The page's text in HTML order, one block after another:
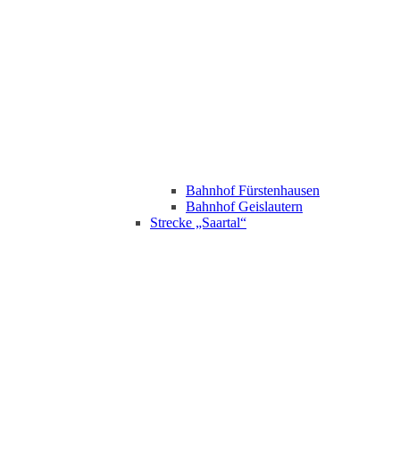
Bahnhof Fürstenhausen
Bahnhof Geislautern
Strecke „Saartal“